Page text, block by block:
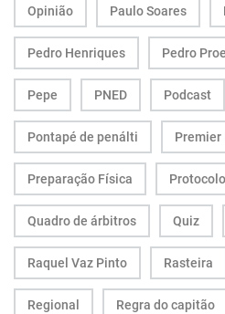
Opinião Paulo Soares
Pedro Henriques Pedro
Pepe PNED Podcast
Pontapé de penálti Premier
Preparação Física Protocolo
Quadro de árbitros Quiz
Raquel Vaz Pinto Rasteira
Regional Regra do capitão